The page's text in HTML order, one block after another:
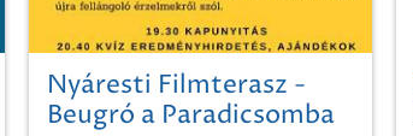
Nyáresti Filmterasz -
Beugró a Paradicsomba